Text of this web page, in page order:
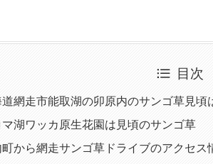
目次
網走市能取湖の卯原内のサンゴ草見頃
湖ワッカ原生花園は見頃のサンゴ草
から網走サンゴ草ドライブのアクセス